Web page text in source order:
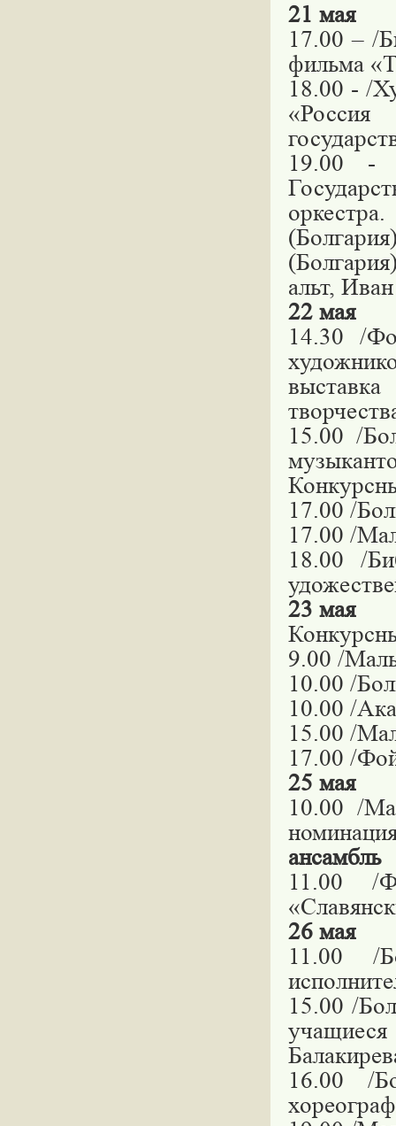
21 мая
17.00 – /
фильма
18.00 - /
19.00 -
альт,
22 мая
14.30 /
15.00 /
17.00 /
17.00 /
18.00 /
23 мая
9.00 /
10.00 /
10.00 /
15.00 /
17.00 /
25 мая
10.00 /
ансамбль
11.00 /
26 мая
11.00 /
15.00 /
16.00 /